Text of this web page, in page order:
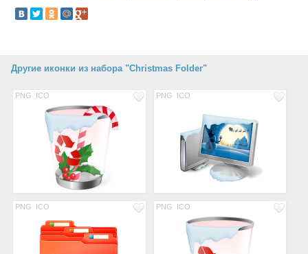
Другие иконки из набора "Christmas Folder"
PNG ICO PNG ICO
PNG ICO PNG ICO